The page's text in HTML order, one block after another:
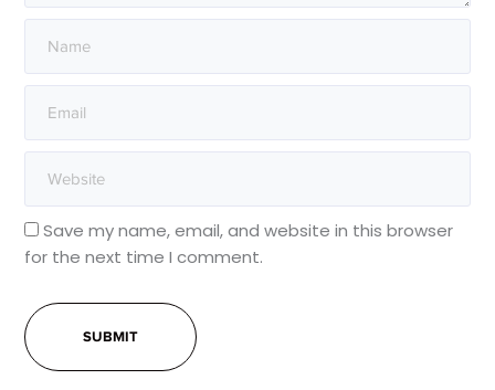
Save my name, email, and website in this browser
for the next time I comment.